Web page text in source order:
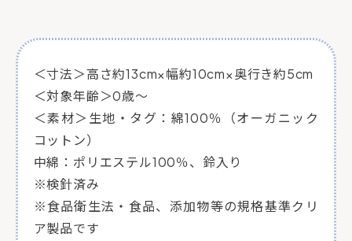
＜寸法＞高さ約13cm×幅約10cm×奥行き約5cm
＜対象年齢＞0歳～
＜素材＞生地・タグ：綿100％（オーガニック
コットン）
中綿：ポリエステル100％、鈴入り
※検針済み
※食品衛生法・食品、添加物等の規格基準クリ
ア製品です